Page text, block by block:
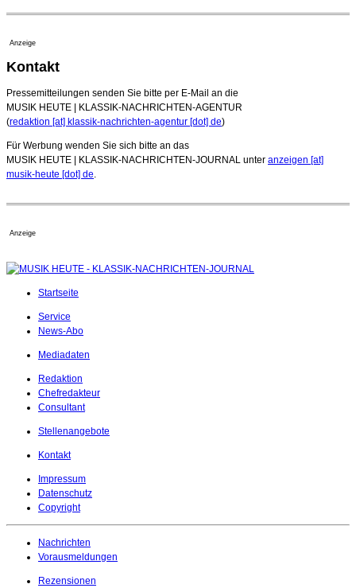
Anzeige
Kontakt
Pressemitteilungen senden Sie bitte per E-Mail an die
MUSIK HEUTE | KLASSIK-NACHRICHTEN-AGENTUR
(redaktion [at] klassik-nachrichten-agentur [dot] de)
Für Werbung wenden Sie sich bitte an das
MUSIK HEUTE | KLASSIK-NACHRICHTEN-JOURNAL unter anzeigen [at]
musik-heute [dot] de.
Anzeige
Startseite
Service
News-Abo
Mediadaten
Redaktion
Chefredakteur
Consultant
Stellenangebote
Kontakt
Impressum
Datenschutz
Copyright
Nachrichten
Vorausmeldungen
Rezensionen